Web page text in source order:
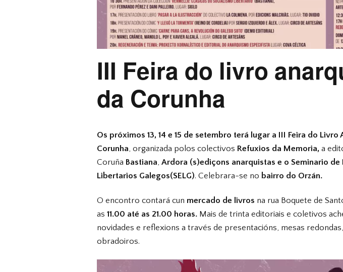
III Feira do livro
da Corunha
Os próximos 13, 14 e 15 de setembro terá lugar a III Feira do Livro
Corunha, organizada polos colectivos Refuxios da Memoria, a
Coruña Bastiana, Ardora (s)ediçons anarquistas e o Seminario de
Libertarios Galegos(SELG). Celebrara-se no bairro do Orzán.
O encontro contará cun mercado de livros na rua Boquete de
as 11.00 até as 21.00 horas. Mais de trinta editoriais e coletivos
novidades e reflexions a través de presentacións, mesas
obradoiros.